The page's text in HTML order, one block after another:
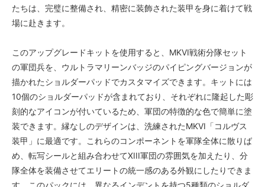
たちは、完璧に整備され、精密に装飾された装甲を身に着けて戦
場に赴きます。
このアップグレードキットを使用すると、MKVI戦術分隊セット
の軍団兵を、ウルトラマリーンバッジのパイピングバージョンが
描かれたショルダーパッドでカスタマイズできます。キットには
10個のショルダーパッドが含まれており、それぞれに隆起した彫
刻的なアイコンが付いているため、軍団の特徴的な色で簡単に塗
装できます。縁なしのデザインは、洗練されたMKVI「コルヴス
装甲」に最適です。これらのコンポーネントを軍隊全体に散りば
め、転写シールと組み合わせてXIII軍団の雰囲気を加えたり、分
隊全体を装備させてエリートの統一感のある外観にしたりできま